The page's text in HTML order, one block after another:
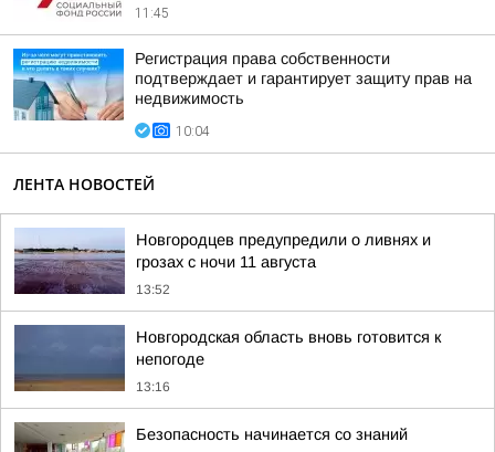
11:45
Регистрация права собственности
подтверждает и гарантирует защиту прав на
недвижимость
10:04
ЛЕНТА НОВОСТЕЙ
Новгородцев предупредили о ливнях и
грозах с ночи 11 августа
13:52
Новгородская область вновь готовится к
непогоде
13:16
Безопасность начинается со знаний